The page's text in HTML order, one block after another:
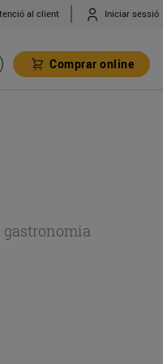
al client Iniciar sessió
Comprar online
gastronomia